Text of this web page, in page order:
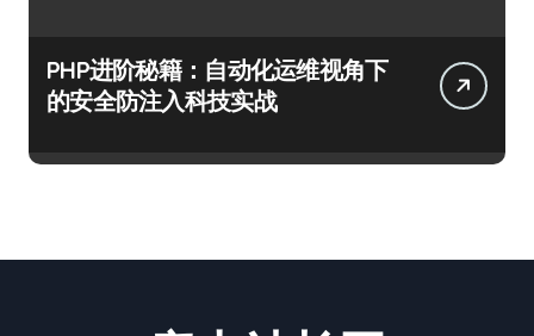
PHP进阶秘籍：自动化运维视角下
的安全防注入科技实战